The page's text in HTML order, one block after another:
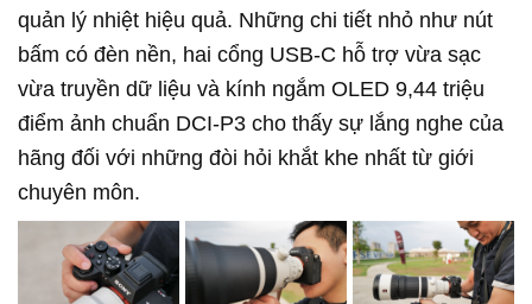
quản lý nhiệt hiệu quả. Những chi tiết nhỏ như nút
bấm có đèn nền, hai cổng USB-C hỗ trợ vừa sạc
vừa truyền dữ liệu và kính ngắm OLED 9,44 triệu
điểm ảnh chuẩn DCI-P3 cho thấy sự lắng nghe của
hãng đối với những đòi hỏi khắt khe nhất từ giới
chuyên môn.